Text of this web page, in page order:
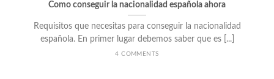
Como conseguir la nacionalidad española ahora
Requisitos que necesitas para conseguir la nacionalidad
española. En primer lugar debemos saber que es [...]
4 COMMENTS